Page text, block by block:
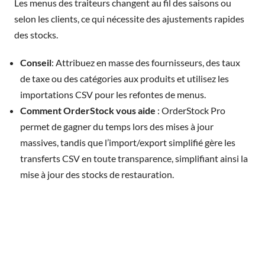
Les menus des traiteurs changent au fil des saisons ou
selon les clients, ce qui nécessite des ajustements rapides
des stocks.
Conseil: Attribuez en masse des fournisseurs, des taux
de taxe ou des catégories aux produits et utilisez les
importations CSV pour les refontes de menus.
Comment OrderStock vous aide : OrderStock Pro
permet de gagner du temps lors des mises à jour
massives, tandis que l’import/export simplifié gère les
transferts CSV en toute transparence, simplifiant ainsi la
mise à jour des stocks de restauration.